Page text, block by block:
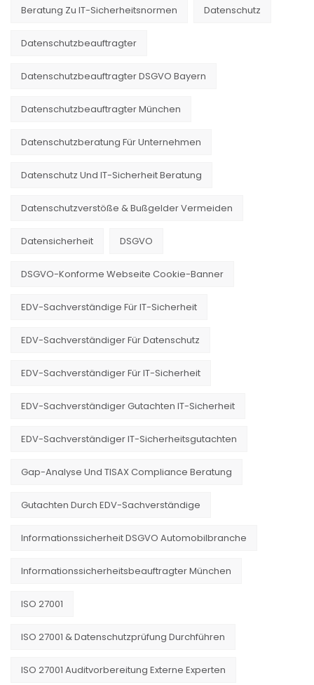
Beratung Zu IT-Sicherheitsnormen Datenschutz
Datenschutzbeauftragter
Datenschutzbeauftragter DSGVO Bayern
Datenschutzbeauftragter München
Datenschutzberatung Für Unternehmen
Datenschutz Und IT-Sicherheit Beratung
Datenschutzverstöße & Bußgelder Vermeiden
Datensicherheit DSGVO
DSGVO-Konforme Webseite Cookie-Banner
EDV-Sachverständige Für IT-Sicherheit
EDV-Sachverständiger Für Datenschutz
EDV-Sachverständiger Für IT-Sicherheit
EDV-Sachverständiger Gutachten IT-Sicherheit
EDV-Sachverständiger IT-Sicherheitsgutachten
Gap-Analyse Und TISAX Compliance Beratung
Gutachten Durch EDV-Sachverständige
Informationssicherheit DSGVO Automobilbranche
Informationssicherheitsbeauftragter München
ISO 27001
ISO 27001 & Datenschutzprüfung Durchführen
ISO 27001 Auditvorbereitung Externe Experten